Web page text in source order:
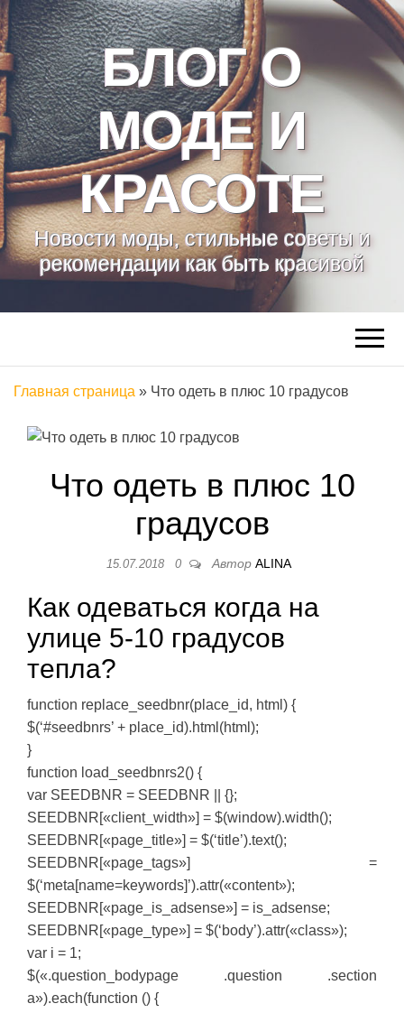
БЛОГ О
МОДЕ И
КРАСОТЕ
Новости моды, стильные советы и
рекомендации как быть красивой
Главная страница » Что одеть в плюс 10 градусов
Что одеть в плюс 10
градусов
15.07.2018 0 Автор ALINA
Как одеваться когда на
улице 5-10 градусов
тепла?
function replace_seedbnr(place_id, html) {
$(‘#seedbnrs’ + place_id).html(html);
}
function load_seedbnrs2() {
var SEEDBNR = SEEDBNR || {};
SEEDBNR[«client_width»] = $(window).width();
SEEDBNR[«page_title»] = $(‘title’).text();
SEEDBNR[«page_tags»] =
$(‘meta[name=keywords]’).attr(«content»);
SEEDBNR[«page_is_adsense»] = is_adsense;
SEEDBNR[«page_type»] = $(‘body’).attr(«class»);
var i = 1;
$(«.question_bodypage .question .section
a»).each(function () {